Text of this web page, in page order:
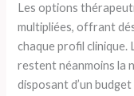
Les options
multipliées, offrant
chaque profil clinique.
restent néanmoins la
disposant d’un